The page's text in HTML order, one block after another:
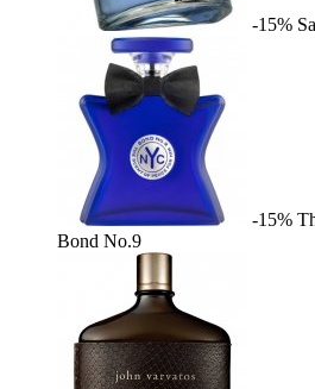
-15%
-15%
Bond No.9